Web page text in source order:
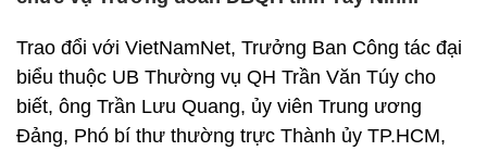
Trao đổi với VietNamNet, Trưởng Ban Công tác đại
biểu thuộc UB Thường vụ QH Trần Văn Túy cho
biết, ông Trần Lưu Quang, ủy viên Trung ương
Đảng, Phó bí thư thường trực Thành ủy TP.HCM,